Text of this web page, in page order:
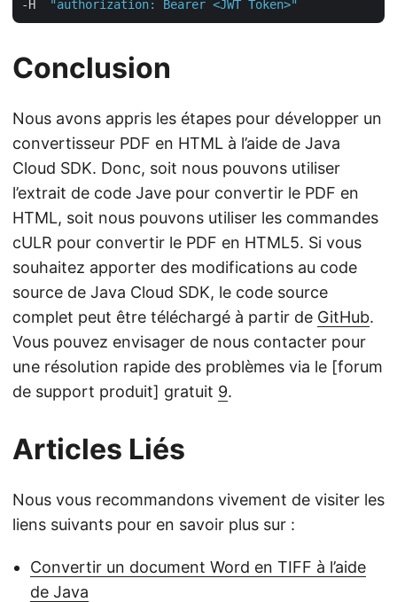
-H "authorization: Bearer <JWT Token>"
Conclusion
Nous avons appris les étapes pour développer un
convertisseur PDF en HTML à l’aide de Java
Cloud SDK. Donc, soit nous pouvons utiliser
l’extrait de code Jave pour convertir le PDF en
HTML, soit nous pouvons utiliser les commandes
cULR pour convertir le PDF en HTML5. Si vous
souhaitez apporter des modifications au code
source de Java Cloud SDK, le code source
complet peut être téléchargé à partir de GitHub.
Vous pouvez envisager de nous contacter pour
une résolution rapide des problèmes via le [forum
de support produit] gratuit 9.
Articles Liés
Nous vous recommandons vivement de visiter les
liens suivants pour en savoir plus sur :
Convertir un document Word en TIFF à l’aide
de Java